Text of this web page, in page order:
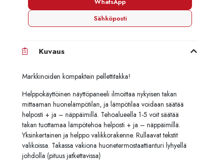
Sähköposti
Kuvaus
Markkinoiden kompaktein pellettitakka!
Helppokäyttöinen näyttöpaneeli ilmoittaa nykyisen takan
mittaaman huonelämpötilan, ja lämpötilaa voidaan säätää
helposti + ja – näppäimillä. Tehoalueella 1-5 voit säätää
takan tuottamaa lämpötehoa helposti + ja – näppäimillä.
Yksinkertainen ja helppo valikkorakenne. Rullaavat tekstit
valikoissa. Takassa vakiona huonetermostaattianturi lyhyellä
johdolla (pituus jatkettavissa)